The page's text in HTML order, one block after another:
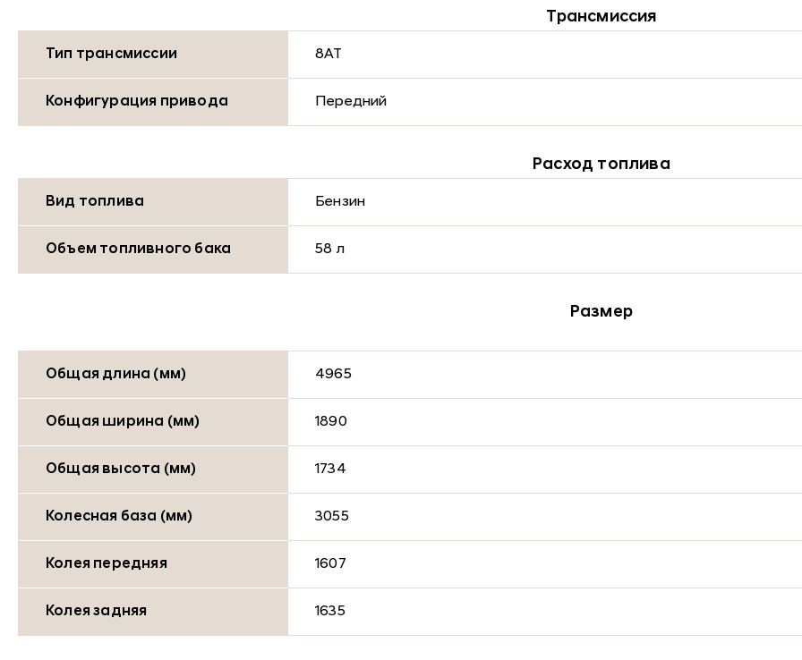
Трансмиссия
Тип трансмиссии 8AT
Конфигурация привода Передний
Расход топлива
Вид топлива Бензин
Объем топливного бака 58 л
Размер
Общая длина (мм) 4965
Общая ширина (мм) 1890
Общая высота (мм) 1734
Колесная база (мм) 3055
Колея передняя 1607
Колея задняя 1635